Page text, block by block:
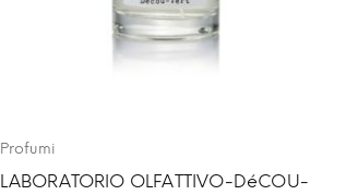
Profumi
LABORATORIO OLFATTIVO-DéCOU-